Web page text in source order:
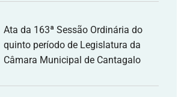
Ata da 163ª Sessão Ordinária do
quinto período de Legislatura da
Câmara Municipal de Cantagalo